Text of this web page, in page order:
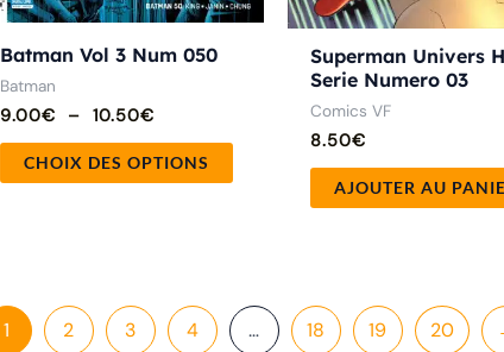
Batman Vol 3 Num 050
Batman
9.00€ – 10.50€
CHOIX DES OPTIONS
page
Superman Univers
Serie Numero 03
Comics VF
8.50€
AJOUTER AU
1 2 3 4 … 18 19 20